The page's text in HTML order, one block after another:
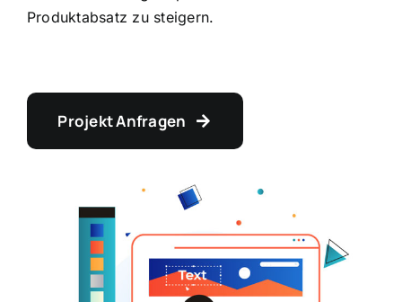
Produktabsatz zu steigern.
Projekt Anfragen